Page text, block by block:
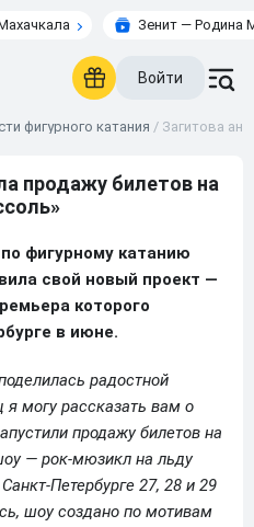
Зенит — Родина
Войти
фигурного катания / Загитова
продажу билетов на
фигурному катанию
свой новый проект —
которого
в июне.
радостной
я могу рассказать вам о
продажу билетов на
— рок-мюзикл на льду
Петербурге 27, 28 и 29
шоу создано по мотивам